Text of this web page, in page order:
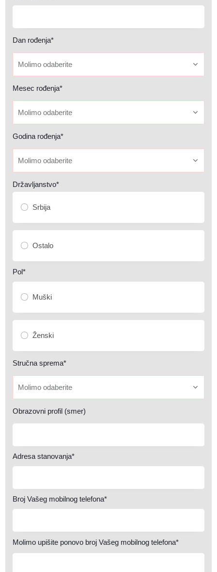
Dan rođenja*
Molimo odaberite
Mesec rođenja*
Molimo odaberite
Godina rođenja*
Molimo odaberite
Državljanstvo*
Srbija
Ostalo
Pol*
Muški
Ženski
Stručna sprema*
Molimo odaberite
Obrazovni profil (smer)
Adresa stanovanja*
Broj Vašeg mobilnog telefona*
Molimo upišite ponovo broj Vašeg mobilnog telefona*